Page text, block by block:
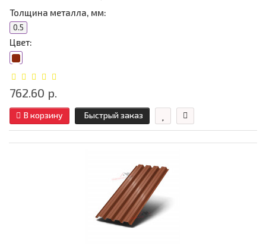
Толщина металла, мм:
0.5
Цвет:
762.60 р.
В корзину Быстрый заказ